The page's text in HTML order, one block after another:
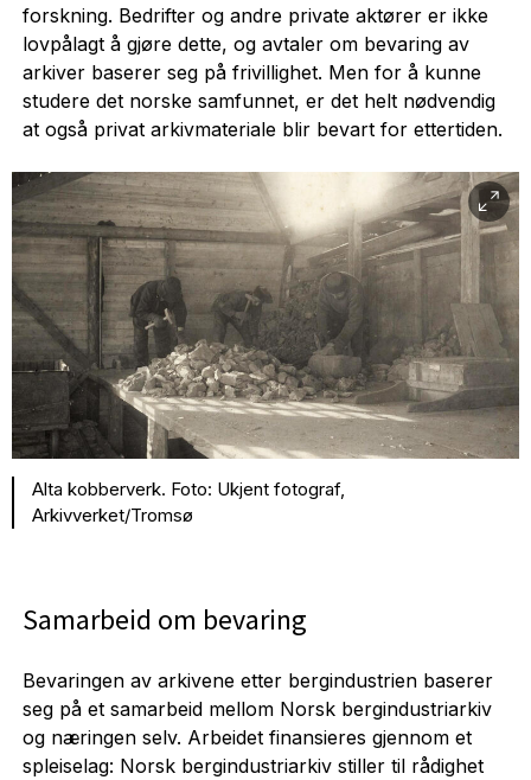
forskning. Bedrifter og andre private aktører er ikke
lovpålagt å gjøre dette, og avtaler om bevaring av
arkiver baserer seg på frivillighet. Men for å kunne
studere det norske samfunnet, er det helt nødvendig
at også privat arkivmateriale blir bevart for ettertiden.
Alta kobberverk. Foto: Ukjent fotograf,
Arkivverket/Tromsø
Samarbeid om bevaring
Bevaringen av arkivene etter bergindustrien baserer
seg på et samarbeid mellom Norsk bergindustriarkiv
og næringen selv. Arbeidet finansieres gjennom et
spleiselag: Norsk bergindustriarkiv stiller til rådighet